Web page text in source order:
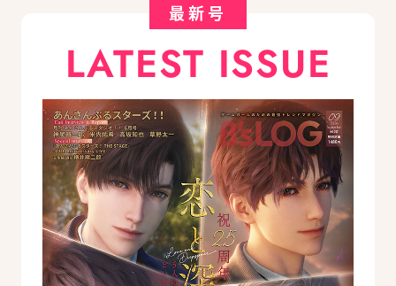
最新号
LATEST ISSUE